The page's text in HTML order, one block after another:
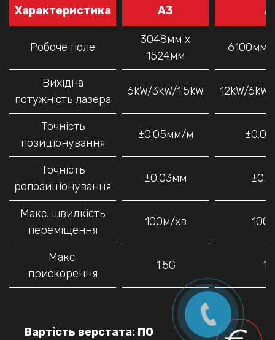
Характеристика A3
Робоче поле
3048мм х
1524мм
6100мм
Вихідна
потужність лазера
6kW/3kW/1.5kW 12kW/
Точність
позиціонування
±0.05мм/м
Точність
репозиціонування
±0.03мм
Макс. швидкість
переміщення
100м/хв
Макс.
прискорення
1.5G
Вартість верстата: ПО